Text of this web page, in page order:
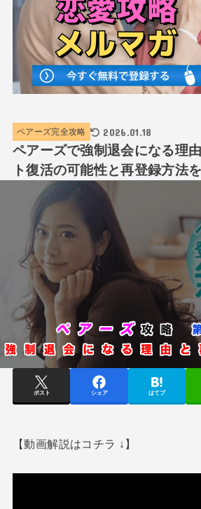
ペアーズ完全攻略 2026.01.18
ペアーズで強制退会になる理
ト復活の可能性と再登録方法
ポスト シェア はてブ
【動画解説はコチラ ↓】